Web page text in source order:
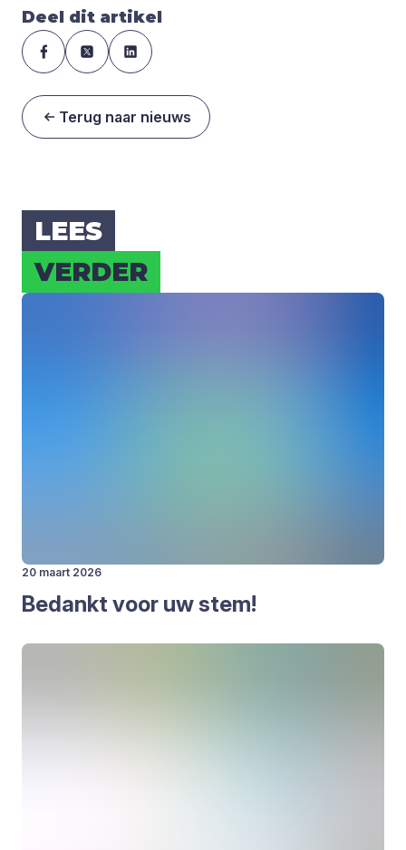
Deel dit artikel
Terug naar nieuws
LEES
VER­DER
20 maart 2026
Bedankt voor uw stem!